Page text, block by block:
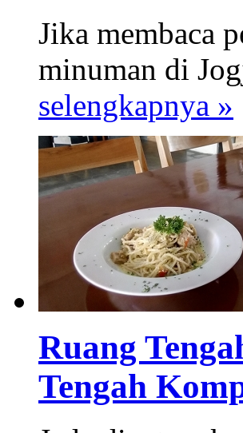
Jika membaca
minuman di
selengkapnya »
Ruang
Tengah